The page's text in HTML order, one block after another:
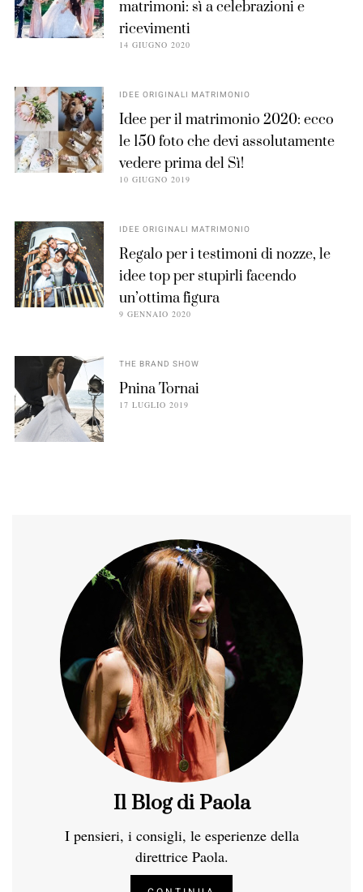
matrimoni: sì a celebrazioni e
ricevimenti
14 GIUGNO 2020
IDEE ORIGINALI MATRIMONIO
Idee per il matrimonio 2020: ecco
le 150 foto che devi assolutamente
vedere prima del Sì!
10 GIUGNO 2019
IDEE ORIGINALI MATRIMONIO
Regalo per i testimoni di nozze, le
idee top per stupirli facendo
un’ottima figura
9 GENNAIO 2020
THE BRAND SHOW
Pnina Tornai
17 LUGLIO 2019
Il Blog di Paola
I pensieri, i consigli, le esperienze della
direttrice Paola.